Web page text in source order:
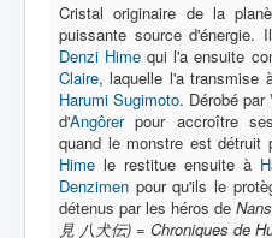
COSAA
Dessins
Artiste Asperger
Lexique
Denshi sentai
隊 デンジマン) =
Cristal originaire de la
puissante source d'énergie.
Denzi Hime qui l'a ensuite
Claire, laquelle l'a transmise
Harumi Sugimoto. Dérobé par
d'Angôrerpour accroître
quand le monstre est détruit
Hime le restitue ensuite à
Denzimen pour qu'ils le
détenus par les héros de
見 八犬伝) = Chroniques de